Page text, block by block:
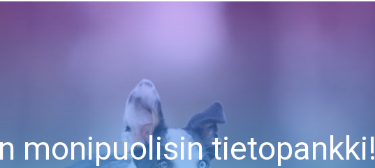
monipuolisin tietopankki!